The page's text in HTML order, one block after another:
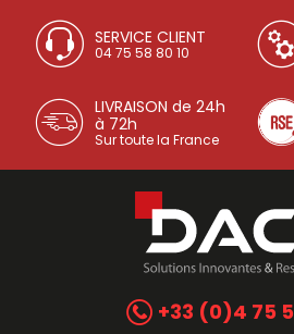
SERVICE CLIENT
04 75 58 80 10
LIVRAISON de 24h
à 72h
Sur toute la France
+33 (0)4 75